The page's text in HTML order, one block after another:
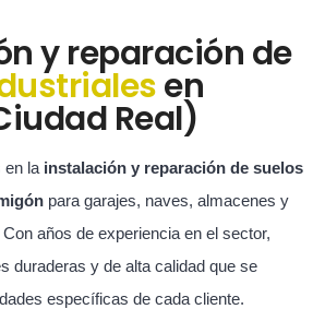
y reparación de
en
Real)
en la instalación y reparación de suelos
para garajes, naves, almacenes y
años de experiencia en el sector,
duraderas y de alta calidad que se
específicas de cada cliente.